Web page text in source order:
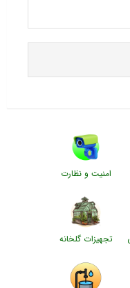
امنیت و نظارت
تجهیزات گلخانه